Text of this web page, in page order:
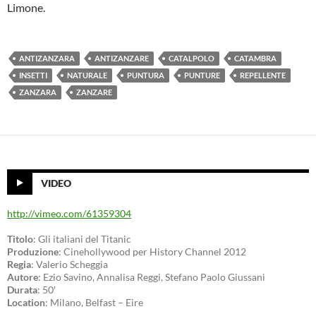
Limone.
ANTIZANZARA ANTIZANZARE CATALPOLO
CATAMBRA
INSETTI
NATURALE PUNTURA PUNTURE
REPELLENTE
ZANZARA
ZANZARE
VIDEO
http://vimeo.com/61359304
Titolo: Gli italiani del Titanic
Produzione: Cinehollywood per History Channel 2012
Regia: Valerio Scheggia
Autore: Ezio Savino, Annalisa Reggi, Stefano Paolo Giussani
Durata: 50′
Location: Milano, Belfast – Eire